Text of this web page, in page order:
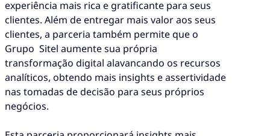
experiência mais rica e gratificante para seus
clientes. Além de entregar mais valor aos seus
clientes, a parceria também permite que o
Grupo Sitel aumente sua própria
transformação digital alavancando os recursos
analíticos, obtendo mais insights e assertividade
nas tomadas de decisão para seus próprios
negócios.